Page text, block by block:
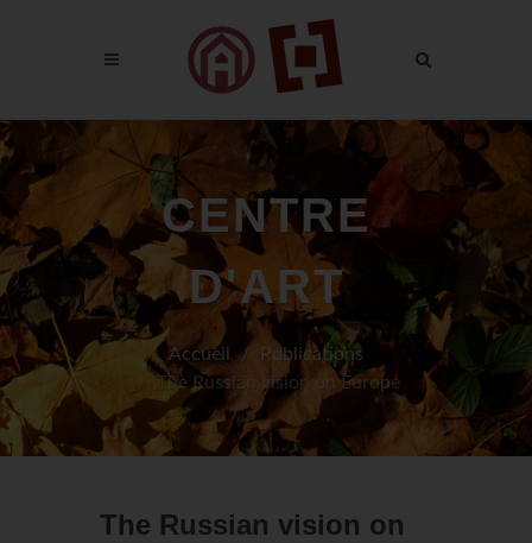
CENTRE
D'ART
Accueil
Publications
The Russian vision on Europe
The Russian vision on